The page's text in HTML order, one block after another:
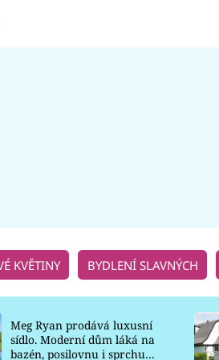
KVĚTINY BYDLENÍ SLAVNÝCH
Meg Ryan prodává luxusní
sídlo. Moderní dům láká na
bazén, posilovnu i sprchu